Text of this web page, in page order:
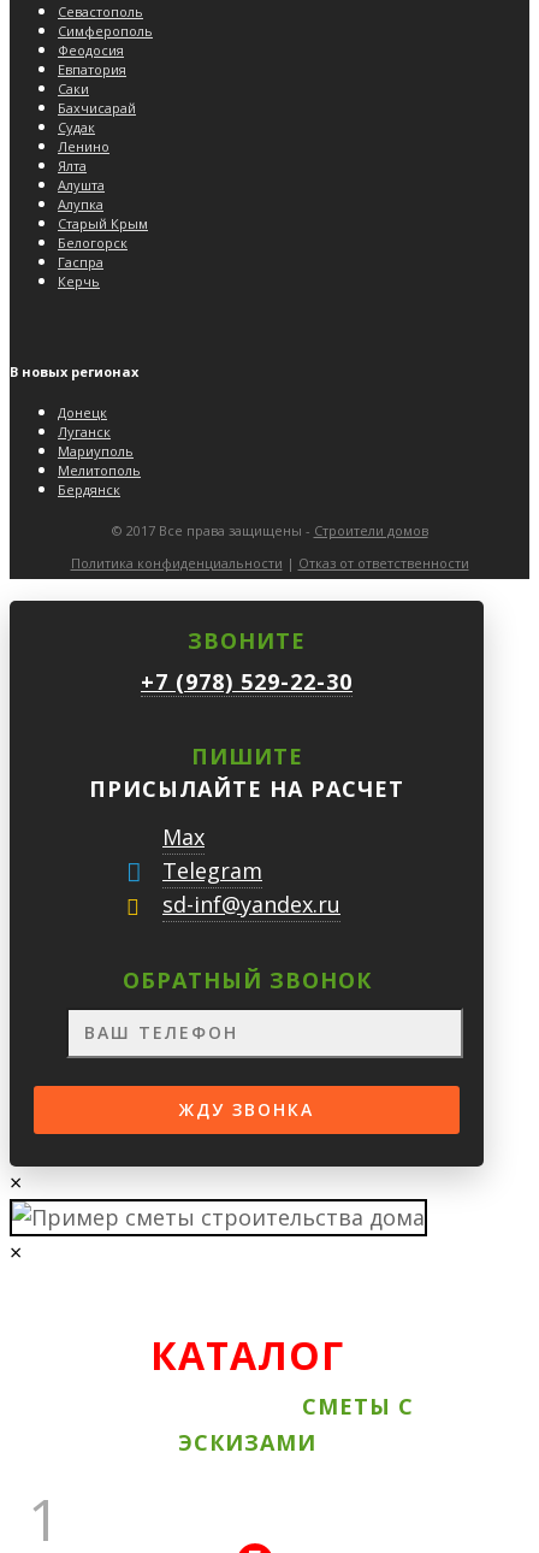
Севастополь
Симферополь
Феодосия
Евпатория
Саки
Бахчисарай
Судак
Ленино
Ялта
Алушта
Алупка
Старый Крым
Белогорск
Гаспра
Керчь
В новых регионах
Донецк
Луганск
Мариуполь
Мелитополь
Бердянск
© 2017 Все права защищены - Строители домов
Политика конфиденциальности | Отказ от ответственности
ЗВОНИТЕ
+7 (978) 529-22-30
ПИШИТЕ
ПРИСЫЛАЙТЕ НА РАСЧЕТ
Max
Telegram
sd-inf@yandex.ru
ОБРАТНЫЙ ЗВОНОК
×
×
КАТАЛОГ
СМЕТЫ С
ЭСКИЗАМИ
1